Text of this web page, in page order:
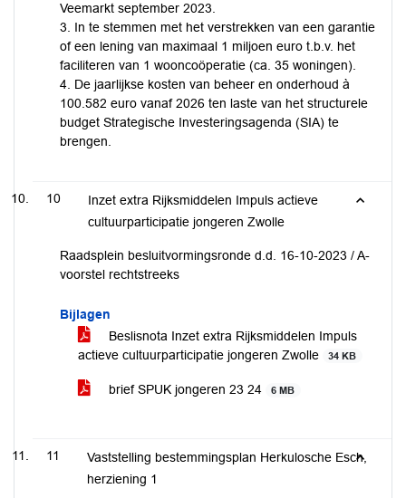
Veemarkt september 2023.
3. In te stemmen met het verstrekken van een garantie
of een lening van maximaal 1 miljoen euro t.b.v. het
faciliteren van 1 wooncoöperatie (ca. 35 woningen).
4. De jaarlijkse kosten van beheer en onderhoud à
100.582 euro vanaf 2026 ten laste van het structurele
budget Strategische Investeringsagenda (SIA) te
brengen.
10
Inzet extra Rijksmiddelen Impuls actieve
cultuurparticipatie jongeren Zwolle
Raadsplein besluitvormingsronde d.d. 16-10-2023 / A-
voorstel rechtstreeks
Bijlagen
Beslisnota Inzet extra Rijksmiddelen Impuls
actieve cultuurparticipatie jongeren Zwolle
34 KB
brief SPUK jongeren 23 24 6 MB
11
Vaststelling bestemmingsplan Herkulosche Esch,
herziening 1